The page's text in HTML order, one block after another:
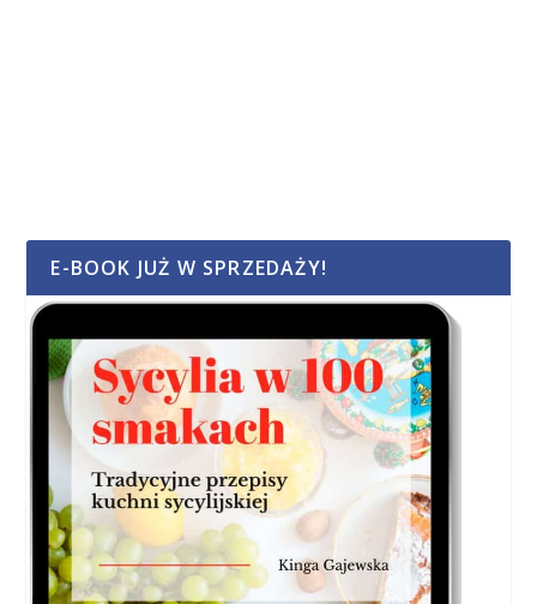
E-BOOK JUŻ W SPRZEDAŻY!